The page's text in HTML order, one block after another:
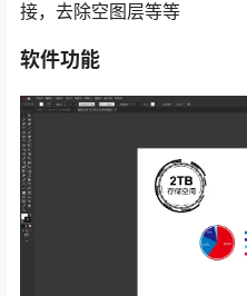
接，去除空图层等等
软件功能